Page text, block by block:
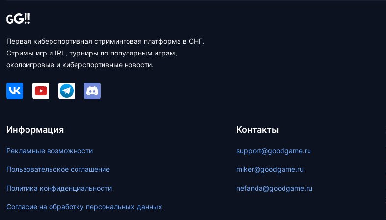
Первая киберспортивная стриминговая платформа в СНГ.
Стримы игр и IRL, турниры по популярным играм,
околоигровые и киберспортивные новости.
Информация
Рекламные возможности
Пользовательское соглашение
Политика конфиденциальности
Согласие на обработку персональных данных
Контакты
support@goodgame.ru
miker@goodgame.ru
nefanda@goodgame.ru